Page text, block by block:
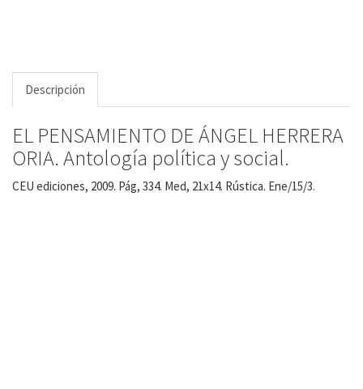
Descripción
EL PENSAMIENTO DE ÁNGEL HERRERA
ORIA. Antología política y social.
CEU ediciones, 2009. Pág, 334. Med, 21x14. Rústica. Ene/15/3.